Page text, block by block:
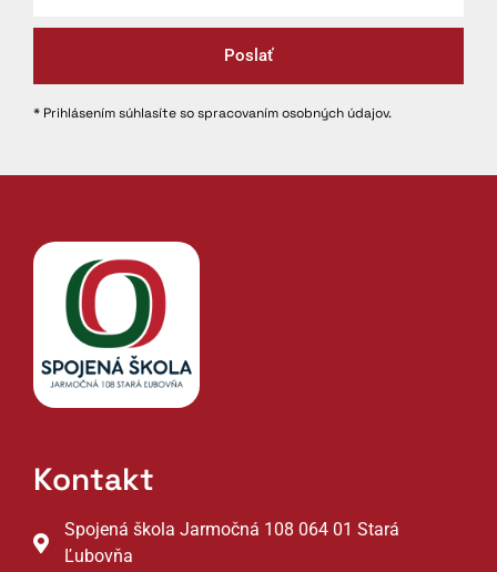
Poslať
* Prihlásením súhlasíte so spracovaním osobných údajov.
Kontakt
Spojená škola Jarmočná 108 064 01 Stará
Ľubovňa